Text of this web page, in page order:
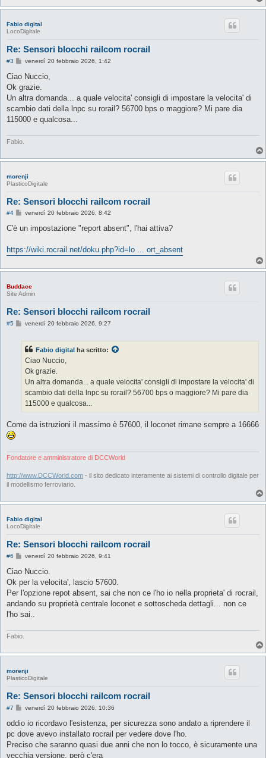
Fabio digital
LocoDigitale
Re: Sensori blocchi railcom rocrail
#3
M
s
a
g
i
o
venerdì 20 febbraio 2026, 1:42
Ciao Nuccio,
Ok grazie.
Un altra domanda... a quale velocita' consigli di impostare la velocita' di
scambio dati della lnpc su rorail? 56700 bps o maggiore? Mi pare dia
115000 e qualcosa...
Fabio.
morenji
PlasticoDigitale
Re: Sensori blocchi railcom rocrail
#4
M
s
g
g
o
venerdì 20 febbraio 2026, 8:42
C'è un impostazione "report absent", l'hai attiva?
https://wiki.rocrail.net/doku.php?id=lo ... ort_absent
Buddace
Site Admin
Re: Sensori blocchi railcom rocrail
#5
M
a
g
o
venerdì 20 febbraio 2026, 9:27
Fabio digital ha scritto:
Ciao Nuccio,
Ok grazie.
Un altra domanda... a quale velocita' consigli di impostare la velocita' di
scambio dati della lnpc su rorail? 56700 bps o maggiore? Mi pare dia
115000 e qualcosa...
Come da istruzioni il massimo è 57600, il loconet rimane sempre a 16666
Fondatore e amministratore di DCCWorld
http://www.DCCWorld.com - il sito dedicato interamente ai sistemi di controllo digitale per
il modellismo ferroviario.
Fabio digital
LocoDigitale
Re: Sensori blocchi railcom rocrail
#6
M
s
a
g
i
o
venerdì 20 febbraio 2026, 9:41
Ciao Nuccio.
Ok per la velocita', lascio 57600.
Per l'opzione repot absent, sai che non ce l'ho io nella proprieta' di rocrail,
andando su proprietà centrale loconet e sottoscheda dettagli... non ce
l'ho sai..
Fabio.
morenji
PlasticoDigitale
Re: Sensori blocchi railcom rocrail
#7
M
s
a
g
venerdì 20 febbraio 2026, 10:36
oddio io ricordavo l'esistenza, per sicurezza sono andato a riprendere il
pc dove avevo installato rocrail per vedere dove l'ho.
Preciso che saranno quasi due anni che non lo tocco, è sicuramente una
vecchia versione, però c'era